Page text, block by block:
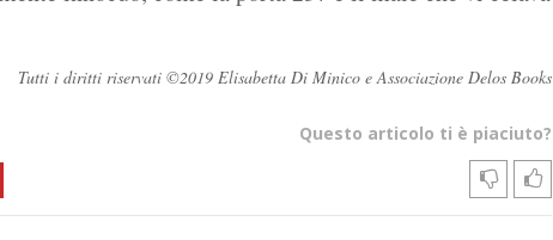
Tutti i diritti riservati ©2019 Elisabetta Di Minico e Associazione Delos Books
Questo articolo ti è piaciuto?